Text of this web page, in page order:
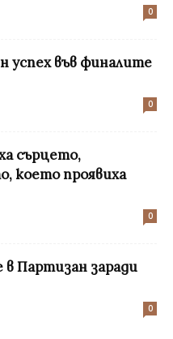
0
успех във финалите
0
сърцето,
което проявиха
0
Партизан заради
0